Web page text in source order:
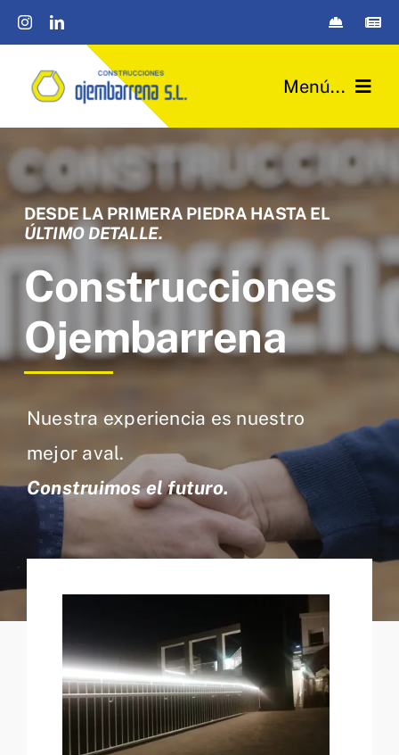
Saltar
contenido
Menú...
Quiénes somos
Instalaciones Industriales
Urbanización y obra civil
Edificación
Passivhaus
DESDE LA PRIMERA PIEDRA HASTA EL
ÚLTIMO DETALLE.
Construcciones
Ojembarrena
Nuestra experiencia es nuestro
mejor aval.
Construimos el futuro.